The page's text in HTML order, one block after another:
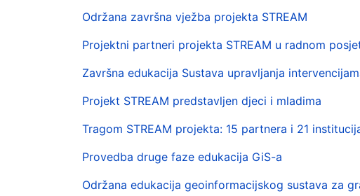
Održana završna vježba projekta STREAM
Projektni partneri projekta STREAM u radnom
Završna edukacija Sustava upravljanja
Projekt STREAM predstavljen djeci i mladima
Tragom STREAM projekta: 15 partnera i 21
Provedba druge faze edukacija GiS-a
Održana edukacija geoinformacijskog sustava za